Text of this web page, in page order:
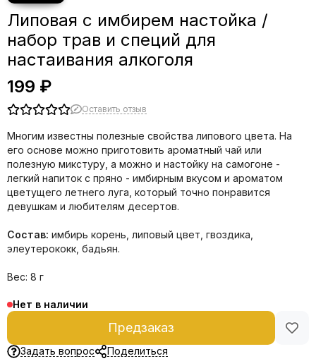
Липовая с имбирем настойка /
набор трав и специй для
настаивания алкоголя
199 ₽
Оставить отзыв
Многим известны полезные свойства липового цвета. На
его основе можно приготовить ароматный чай или
полезную микстуру, а можно и настойку на самогоне -
легкий напиток с пряно - имбирным вкусом и ароматом
цветущего летнего луга, который точно понравится
девушкам и любителям десертов.
Состав: имбирь корень, липовый цвет, гвоздика,
элеутерококк, бадьян.
Вес: 8 г
Нет в наличии
Предзаказ
Задать вопрос Поделиться